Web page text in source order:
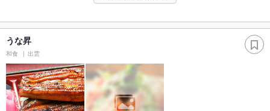
うな昇
和食 出雲